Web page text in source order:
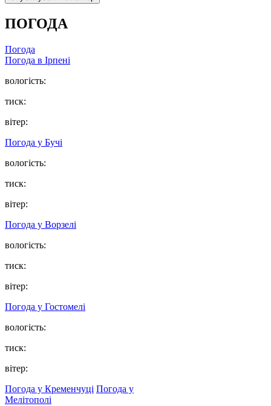
ПОГОДА
Погода
Погода в Ірпені
вологість:
тиск:
вітер:
Погода у Бучі
вологість:
тиск:
вітер:
Погода у Ворзелі
вологість:
тиск:
вітер:
Погода у Гостомелі
вологість:
тиск:
вітер:
Погода у Кременчуці Погода у
Мелітополі